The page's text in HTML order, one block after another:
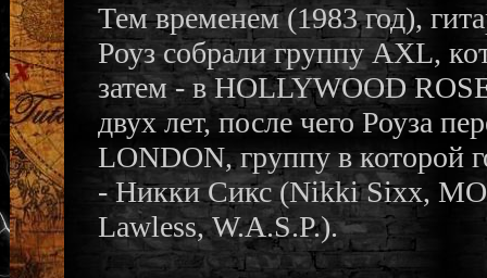
Тем временем (1983 год),
Роуз собрали группу AXL,
затем - в HOLLYWOOD
двух лет, после чего Роуза
LONDON, группу в которой
- Никки Сикс (Nikki Sixx,
Lawless, W.A.S.P.).